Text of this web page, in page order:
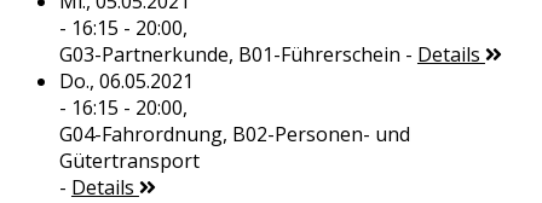
- 16:15 - 20:00,
G03-Partnerkunde, B01-Führerschein - Details
Do., 06.05.2021
- 16:15 - 20:00,
G04-Fahrordnung, B02-Personen- und
Gütertransport
- Details